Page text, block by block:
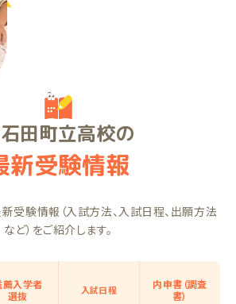
田町立高校の
新受験情報
受験情報（入試方法、入試日程、出願方法
など）をご紹介します。
薦入学者
選抜
入試日程
内申書（調査
書）